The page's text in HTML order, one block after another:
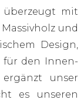
überzeugt mit
und
Design,
für den Innen-
unser
es unseren